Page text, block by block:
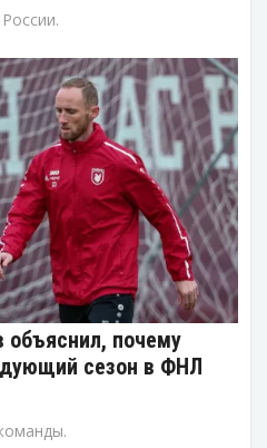
объяснил, почему
сезон в ФНЛ